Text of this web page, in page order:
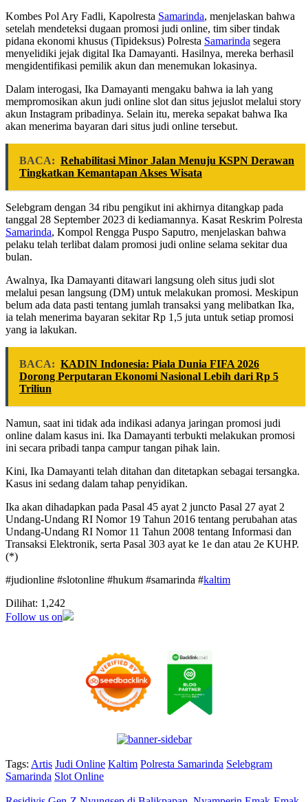
Kombes Pol Ary Fadli, Kapolresta Samarinda, menjelaskan bahwa
setelah mendeteksi dugaan promosi judi online, tim siber tindak
pidana ekonomi khusus (Tipideksus) Polresta Samarinda segera
menyelidiki jejak digital Ika Damayanti. Hasilnya, mereka berhasil
mengidentifikasi pemilik akun dan menemukan lokasinya.
Dalam interogasi, Ika Damayanti mengaku bahwa ia lah yang
mempromosikan akun judi online slot dan situs jejuslot melalui story
akun Instagram pribadinya. Selain itu, mereka sepakat bahwa Ika
akan menerima bayaran dari situs judi online tersebut.
BACA: Rehabilitasi Minor Jalan Menuju KSPN Derawan
Tingkatkan Kemantapan Akses Wisata
Selebgram dengan 34 ribu pengikut ini akhirnya ditangkap pada
tanggal 28 September 2023 di kediamannya. Kasat Reskrim Polresta
Samarinda, Kompol Rengga Puspo Saputro, menjelaskan bahwa
pelaku telah terlibat dalam promosi judi online selama sekitar dua
bulan.
Awalnya, Ika Damayanti ditawari langsung oleh situs judi slot
melalui pesan langsung (DM) untuk melakukan promosi. Meskipun
belum ada data pasti tentang jumlah transaksi yang melibatkan Ika,
ia telah menerima bayaran sekitar Rp 1,5 juta untuk setiap promosi
yang ia lakukan.
BACA: KADIN Indonesia: Piala Dunia FIFA 2026
Dorong Perputaran Ekonomi Nasional Lebih dari Rp 5
Triliun
Namun, saat ini tidak ada indikasi adanya jaringan promosi judi
online dalam kasus ini. Ika Damayanti terbukti melakukan promosi
ini secara pribadi tanpa campur tangan pihak lain.
Kini, Ika Damayanti telah ditahan dan ditetapkan sebagai tersangka.
Kasus ini sedang dalam tahap penyidikan.
Ika akan dihadapkan pada Pasal 45 ayat 2 juncto Pasal 27 ayat 2
Undang-Undang RI Nomor 19 Tahun 2016 tentang perubahan atas
Undang-Undang RI Nomor 11 Tahun 2008 tentang Informasi dan
Transaksi Elektronik, serta Pasal 303 ayat ke 1e dan atau 2e KUHP.
(*)
#judionline #slotonline #hukum #samarinda #kaltim
Dilihat: 1,242
Follow us on
Tags: Artis Judi Online Kaltim Polresta Samarinda Selebgram
Samarinda Slot Online